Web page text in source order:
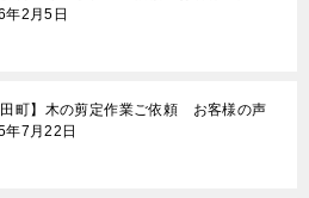
年2月5日
田町】木の剪定作業ご依頼 お客様の声
7月22日